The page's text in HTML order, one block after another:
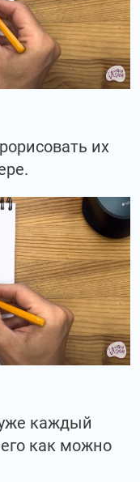
их
каждый
как можно